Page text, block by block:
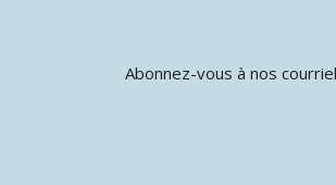
Abonnez-vous à nos